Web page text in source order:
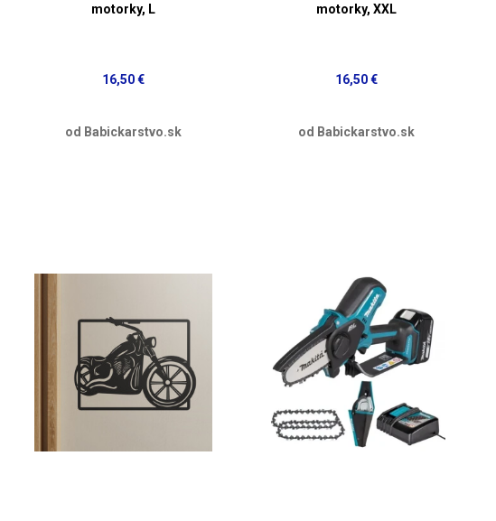
motorky, L
16,50 €
od Babickarstvo.sk
motorky, XXL
16,50 €
od Babickarstvo.sk